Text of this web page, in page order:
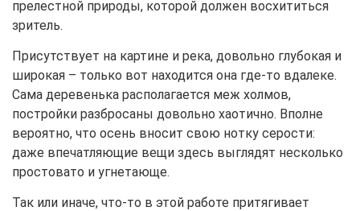
прелестной природы, которой должен восхититься
зритель.
Присутствует на картине и река, довольно глубокая и
широкая – только вот находится она где-то вдалеке.
Сама деревенька располагается меж холмов,
постройки разбросаны довольно хаотично. Вполне
вероятно, что осень вносит свою нотку серости:
даже впечатляющие вещи здесь выглядят несколько
простовато и угнетающе.
Так или иначе, что-то в этой работе притягивает